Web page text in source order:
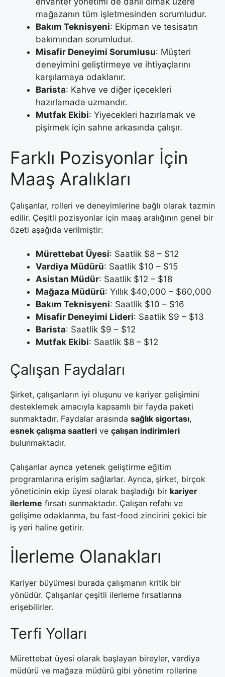
mağazanın tüm işletmesinden sorumludur.
Bakım Teknisyeni: Ekipman ve tesisatın
bakımından sorumludur.
Misafir Deneyimi Sorumlusu: Müşteri
deneyimini geliştirmeye ve ihtiyaçlarını
karşılamaya odaklanır.
Barista: Kahve ve diğer içecekleri
hazırlamada uzmandır.
Mutfak Ekibi: Yiyecekleri hazırlamak ve
pişirmek için sahne arkasında çalışır.
Farklı Pozisyonlar İçin
Maaş Aralıkları
Çalışanlar, rolleri ve deneyimlerine bağlı olarak tazmin
edilir. Çeşitli pozisyonlar için maaş aralığının genel bir
özeti aşağıda verilmiştir:
Mürettebat Üyesi: Saatlik $8 – $12
Vardiya Müdürü: Saatlik $10 – $15
Asistan Müdür: Saatlik $12 – $18
Mağaza Müdürü: Yıllık $40,000 – $60,000
Bakım Teknisyeni: Saatlik $10 – $16
Misafir Deneyimi Lideri: Saatlik $9 – $13
Barista: Saatlik $9 – $12
Mutfak Ekibi: Saatlik $8 – $12
Çalışan Faydaları
Şirket, çalışanların iyi oluşunu ve kariyer gelişimini
desteklemek amacıyla kapsamlı bir fayda paketi
sunmaktadır. Faydalar arasında sağlık sigortası,
esnek çalışma saatleri ve çalışan indirimleri
bulunmaktadır.
Çalışanlar ayrıca yetenek geliştirme eğitim
programlarına erişim sağlarlar. Ayrıca, şirket, birçok
yöneticinin ekip üyesi olarak başladığı bir kariyer
ilerleme fırsatı sunmaktadır. Çalışan refahı ve
gelişime odaklanma, bu fast-food zincirini çekici bir
iş yeri haline getirir.
İlerleme Olanakları
Kariyer büyümesi burada çalışmanın kritik bir
yönüdür. Çalışanlar çeşitli ilerleme fırsatlarına
erişebilirler.
Terfi Yolları
Mürettebat üyesi olarak başlayan bireyler, vardiya
müdürü ve mağaza müdürü gibi yönetim rollerine